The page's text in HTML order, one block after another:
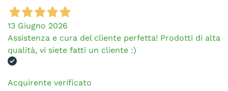
13 Giugno 2026
Assistenza e cura del cliente perfetta! Prodotti di alta
qualità, vi siete fatti un cliente :)
Acquirente verificato